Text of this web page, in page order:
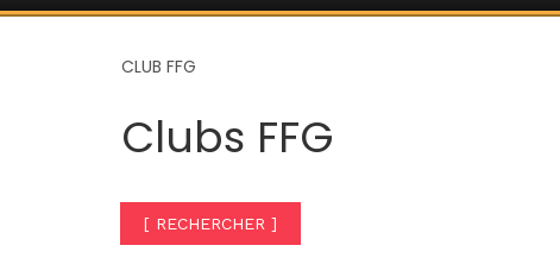
CLUB FFG
Clubs FFG
[ RECHERCHER ]